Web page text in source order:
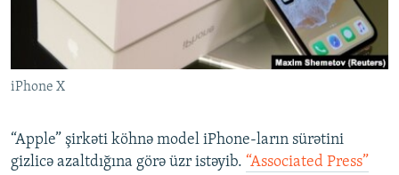
KARIKATURA
İSLAM VƏ DEMOKRATIYA
İZ - MƏDƏNIYYƏT PROQRAMI
PEŞƏ ETIKASI VƏ JURNALISTIKA STANDARTLARIMIZ
MATERIALLARIMIZDAN ISTIFADƏ
AZADLIQRADIOSU MOBIL TELEFONUNUZDA
XƏBƏR BÜLLETENLƏRIMIZ
BIZI IZLƏ
RFE/RL-in bütün saytları
iPhone X
“Apple” şirkəti köhnə model iPhone-ların sürətini
gizlicə azaltdığına görə üzr istəyib. “Associated Press”